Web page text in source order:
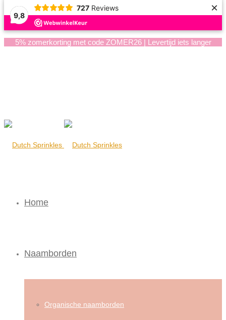
9,8
727 Reviews ×
5% zomerkorting met code ZOMER26 | Levertijd iets langer
Home
Naamborden
Organische naamborden